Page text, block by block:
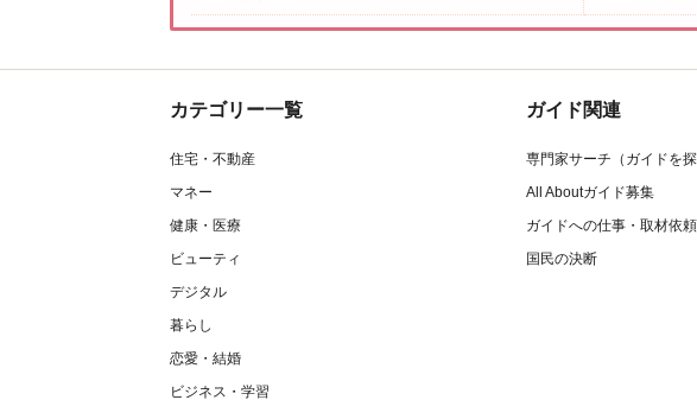
カテゴリー一覧
住宅・不動産
マネー
健康・医療
ビューティ
デジタル
暮らし
恋愛・結婚
ビジネス・学習
ガイド関連
専門家サーチ（ガイドを探
All Aboutガイド募集
ガイドへの仕事・取材依頼
国民の決断